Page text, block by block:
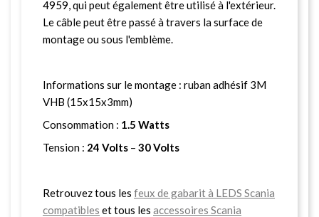
4959, qui peut également être utilisé à l'extérieur.
Le câble peut être passé à travers la surface de
montage ou sous l'emblème.
Informations sur le montage : ruban adhésif 3M
VHB (15x15x3mm)
Consommation : 1.5 Watts
Tension : 24 Volts – 30 Volts
Retrouvez tous les feux de gabarit à LEDS Scania
compatibles et tous les accessoires Scania